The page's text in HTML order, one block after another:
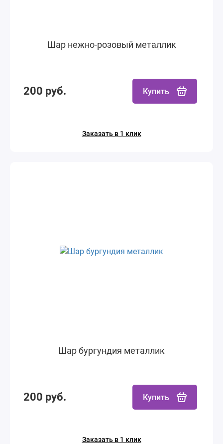
Шар нежно-розовый металлик
200 руб. Купить
Заказать в 1 клик
Шар бургундия металлик
200 руб. Купить
Заказать в 1 клик